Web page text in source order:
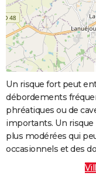
Un risque fort peut
débordements
phréatiques ou de
importants. Un
plus modérées qui
occasionnels et des